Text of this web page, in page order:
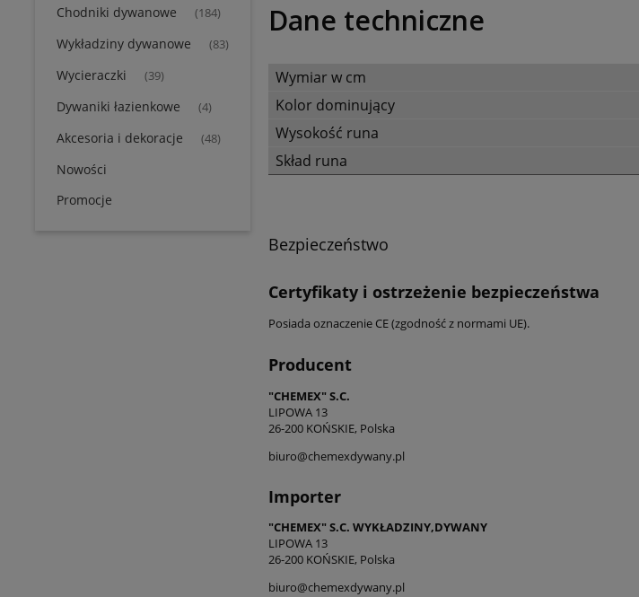
Chodniki dywanowe (184)
Wykładziny dywanowe (83)
Wycieraczki (39)
Dywaniki łazienkowe (4)
Akcesoria i dekoracje (48)
Nowości
Promocje
Dane techniczne
Wymiar w cm
Kolor dominujący
Wysokość runa
Skład runa
Bezpieczeństwo
Certyfikaty i ostrzeżenie bezpieczeństwa
Posiada oznaczenie CE (zgodność z normami UE).
Producent
"CHEMEX" S.C.
LIPOWA 13
26-200 KOŃSKIE, Polska
biuro@chemexdywany.pl
Importer
"CHEMEX" S.C. WYKŁADZINY,DYWANY
LIPOWA 13
26-200 KOŃSKIE, Polska
biuro@chemexdywany.pl